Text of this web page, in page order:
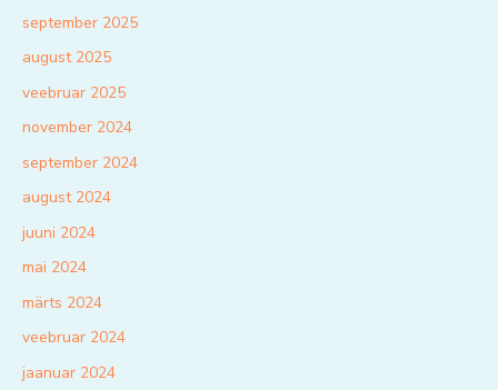
september 2025
august 2025
veebruar 2025
november 2024
september 2024
august 2024
juuni 2024
mai 2024
märts 2024
veebruar 2024
jaanuar 2024